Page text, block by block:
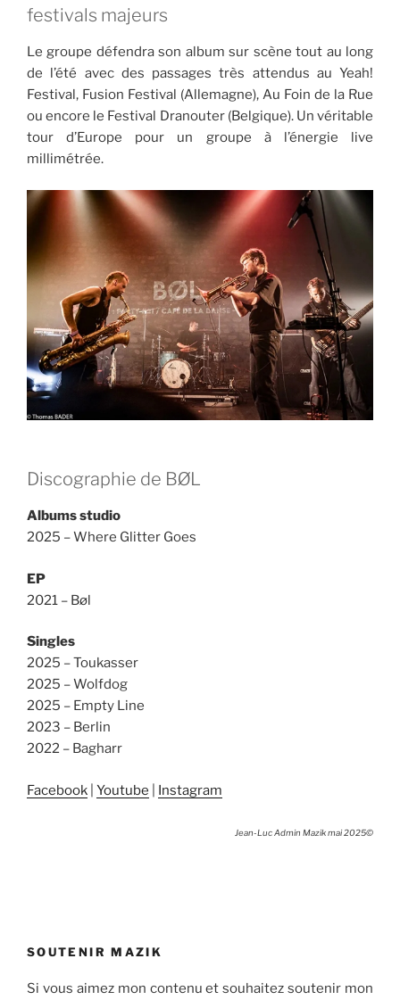
festivals majeurs
Le groupe défendra son album sur scène tout au long
de l’été avec des passages très attendus au Yeah!
Festival, Fusion Festival (Allemagne), Au Foin de la Rue
ou encore le Festival Dranouter (Belgique). Un véritable
tour d’Europe pour un groupe à l’énergie live
millimétrée.
Discographie de BØL
Albums studio
2025 – Where Glitter Goes
EP
2021 – Bøl
Singles
2025 – Toukasser
2025 – Wolfdog
2025 – Empty Line
2023 – Berlin
2022 – Bagharr
Facebook Youtube Instagram
Jean-Luc Admin Mazik mai 2025©
SOUTENIR MAZIK
Si vous aimez mon contenu et souhaitez soutenir mon